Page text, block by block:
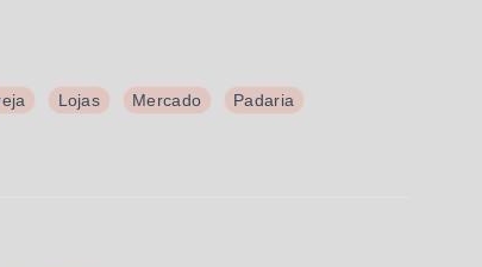
Lojas Mercado Padaria